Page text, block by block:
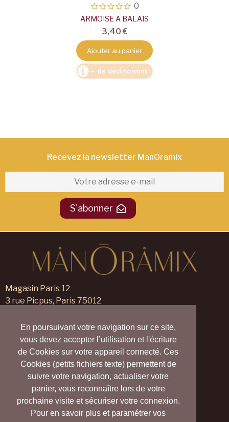
En poursuivant votre navigation sur ce site,
vous devez accepter l’utilisation et l'écriture
de Cookies sur votre appareil connecté. Ces
Cookies (petits fichiers texte) permettent de
suivre votre navigation, actualiser votre
panier, vous reconnaître lors de votre
prochaine visite et sécuriser votre connexion.
Pour en savoir plus et paramétrer vos
0
ARMOISE A BALAIS
3,40 €
Ajouter au panier
Recevez la newsletter ManOramix​
S'abonner
Magasin Paris 12
3 rue Picpus, Paris 75012
Magasin Verneuil sur Avre
105 rue des Trois Maillets,
Verneuil d'Avre et d'Iton 27130
09 55 830 830
Nous contacter
Nos magasins
Notre blog